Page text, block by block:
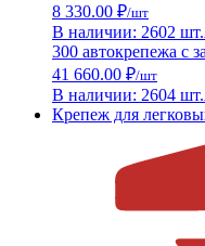
8 330.00 ₽/шт
В наличии: 2602 шт.
300 автокрепежа с
41 660.00 ₽/шт
В наличии: 2604 шт.
Крепеж для